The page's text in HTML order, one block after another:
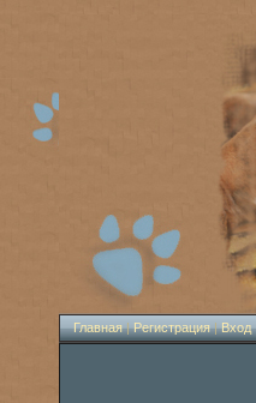
Главная|Регистрация|Вход